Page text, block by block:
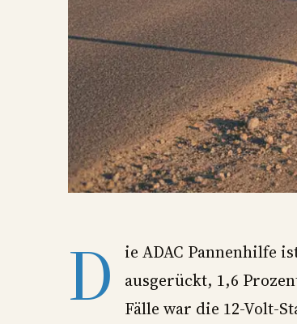
D
ie ADAC Pannenhilfe
ausgerückt, 1,6
Fälle war die 12-Volt-